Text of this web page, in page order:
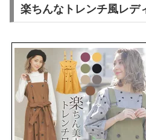
楽ちんなトレンチ風レデ